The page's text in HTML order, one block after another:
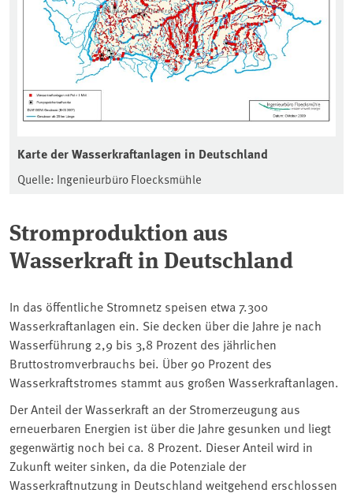
Karte der Wasserkraftanlagen in Deutschland
Quelle: Ingenieurbüro Floecksmühle
Stromproduktion aus
Wasserkraft in Deutschland
In das öffentliche Stromnetz speisen etwa 7.300
Wasserkraftanlagen ein. Sie decken über die Jahre je nach
Wasserführung 2,9 bis 3,8 Prozent des jährlichen
Bruttostromverbrauchs bei. Über 90 Prozent des
Wasserkraftstromes stammt aus großen Wasserkraftanlagen.
Der Anteil der Wasserkraft an der Stromerzeugung aus
erneuerbaren Energien ist über die Jahre gesunken und liegt
gegenwärtig noch bei ca. 8 Prozent. Dieser Anteil wird in
Zukunft weiter sinken, da die Potenziale der
Wasserkraftnutzung in Deutschland weitgehend erschlossen